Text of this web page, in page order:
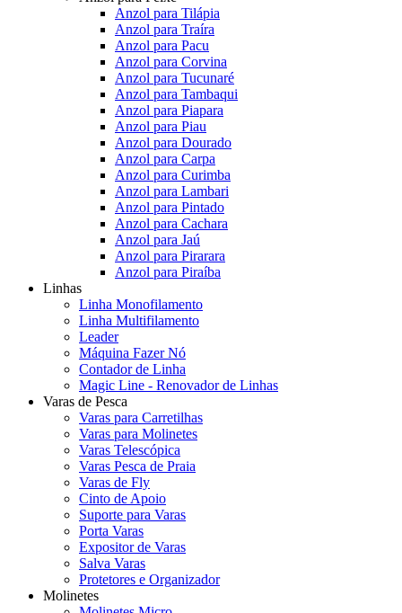
Anzol para Tilápia
Anzol para Traíra
Anzol para Pacu
Anzol para Corvina
Anzol para Tucunaré
Anzol para Tambaqui
Anzol para Piapara
Anzol para Piau
Anzol para Dourado
Anzol para Carpa
Anzol para Curimba
Anzol para Lambari
Anzol para Pintado
Anzol para Cachara
Anzol para Jaú
Anzol para Pirarara
Anzol para Piraíba
Linhas
Linha Monofilamento
Linha Multifilamento
Leader
Máquina Fazer Nó
Contador de Linha
Magic Line - Renovador de Linhas
Varas de Pesca
Varas para Carretilhas
Varas para Molinetes
Varas Telescópica
Varas Pesca de Praia
Varas de Fly
Cinto de Apoio
Suporte para Varas
Porta Varas
Expositor de Varas
Salva Varas
Protetores e Organizador
Molinetes